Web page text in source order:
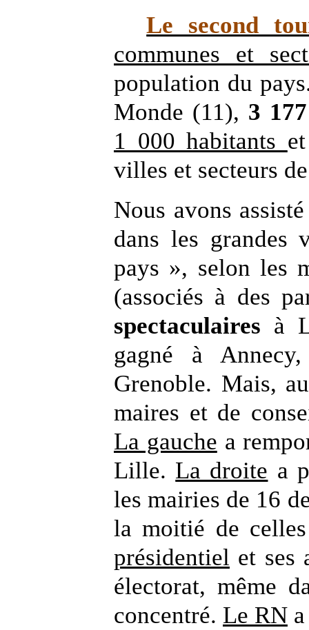
Le second
communes et
population du
Monde (11), 3 177
1 000 habitants
villes et secteurs
Nous avons
dans les grandes
pays », selon les
(associés à des
spectaculaires à
gagné à
Grenoble. Mais,
maires et de
La gauche a
Lille. La droite a
les mairies de 16
la moitié de
présidentiel et ses
électorat, même
concentré. Le RN